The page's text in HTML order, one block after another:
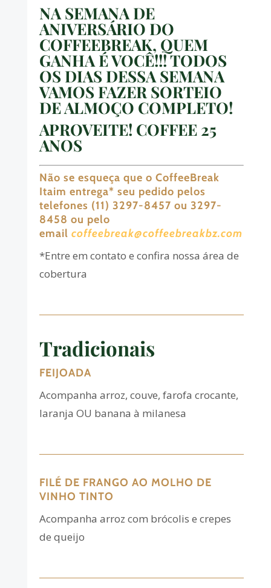
NA SEMANA DE
ANIVERSÁRIO DO
COFFEEBREAK, QUEM
GANHA É VOCÊ!!! TODOS
OS DIAS DESSA SEMANA
VAMOS FAZER SORTEIO
DE ALMOÇO COMPLETO!
APROVEITE! COFFEE 25
ANOS
Não se esqueça que o CoffeeBreak
Itaim entrega* seu pedido pelos
telefones (11) 3297-8457 ou 3297-
8458 ou pelo
email coffeebreak@coffeebreakbz.com
*Entre em contato e confira nossa área de
cobertura
Tradicionais
FEIJOADA
Acompanha arroz, couve, farofa crocante,
laranja OU banana à milanesa
FILÉ DE FRANGO AO MOLHO DE
VINHO TINTO
Acompanha arroz com brócolis e crepes
de queijo